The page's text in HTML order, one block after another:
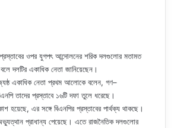
ওপর যুগপৎ আন্দোলনের শরিক দলগুলোর মতামত
দলটির একাধিক নেতা জানিয়েছেন।
একাধিক নেতা প্রথম আলোকে বলেন, গণ–
তাদের প্রস্তাবে ১৬টি দফা তুলে ধরেছে।
হয়েছে, এর সঙ্গে বিএনপির প্রস্তাবের পার্থক্য থাকছে।
প্রাধান্য পেয়েছে। এতে রাজনৈতিক দলগুলোর